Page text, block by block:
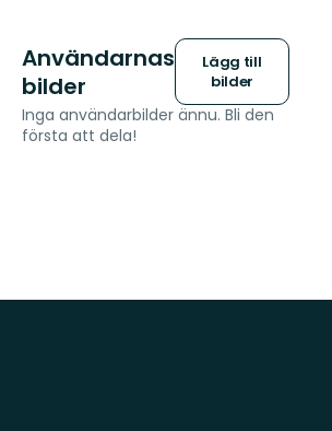
Användarnas
bilder
Lägg till
bilder
Inga användarbilder ännu. Bli den
första att dela!